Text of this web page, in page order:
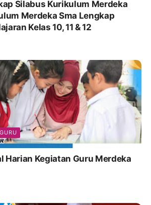
Silabus Kurikulum Merdeka
Merdeka Sma Lengkap
Kelas 10, 11 & 12
Harian Kegiatan Guru Merdeka